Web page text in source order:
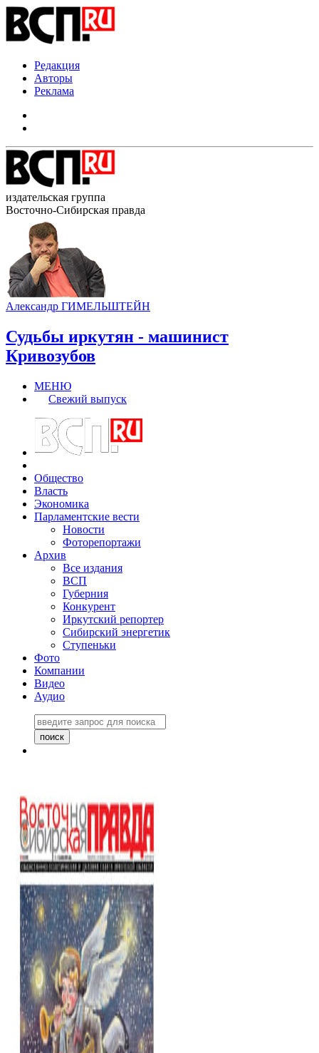
Редакция
Авторы
Реклама
издательская группа
Восточно-Сибирская правда
Александр ГИМЕЛЬШТЕЙН
Судьбы иркутян - машинист
Кривозубов
МЕНЮ
Свежий выпуск
Общество
Власть
Экономика
Парламентские вести
Новости
Фоторепортажи
Архив
Все издания
ВСП
Губерния
Конкурент
Иркутский репортер
Сибирский энергетик
Ступеньки
Фото
Компании
Видео
Аудио